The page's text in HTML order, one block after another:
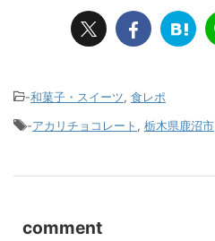
-和菓子・スイーツ, 食レポ
-アカリチョコレート , 栃木県鹿沼市
comment